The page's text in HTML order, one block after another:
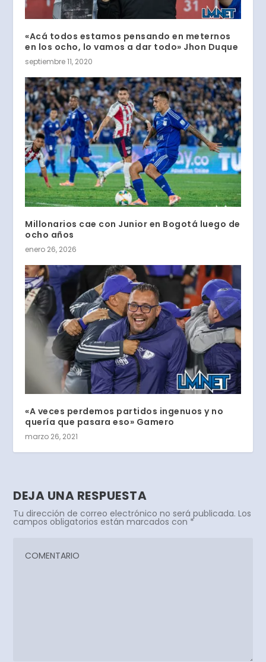
«Acá todos estamos pensando en meternos
en los ocho, lo vamos a dar todo» Jhon Duque
septiembre 11, 2020
Millonarios cae con Junior en Bogotá luego de
ocho años
enero 26, 2026
«A veces perdemos partidos ingenuos y no
quería que pasara eso» Gamero
marzo 26, 2021
DEJA UNA RESPUESTA
Tu dirección de correo electrónico no será publicada. Los
campos obligatorios están marcados con *